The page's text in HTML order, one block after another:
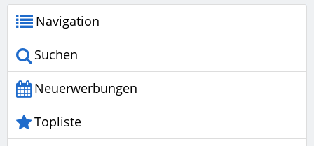
Navigation
Suchen
Neuerwerbungen
Topliste